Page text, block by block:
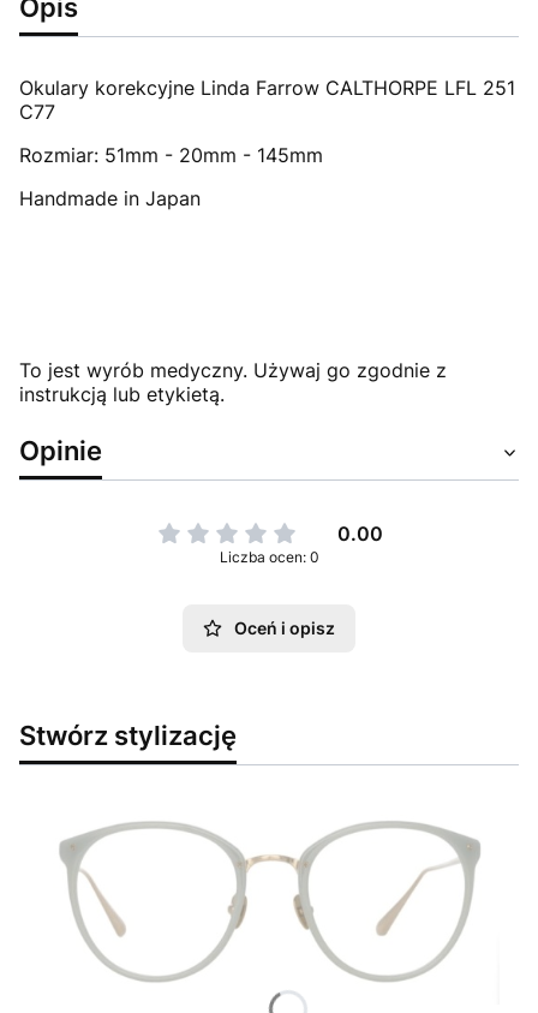
Opis
Okulary korekcyjne Linda Farrow CALTHORPE LFL 251
C77
Rozmiar: 51mm - 20mm - 145mm
Handmade in Japan
To jest wyrób medyczny. Używaj go zgodnie z
instrukcją lub etykietą.
Opinie
0.00
Liczba ocen: 0
Oceń i opisz
Stwórz stylizację